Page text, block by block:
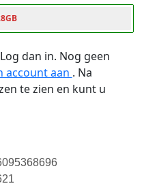
dan in. Nog geen
account aan . Na
te zien en kunt u